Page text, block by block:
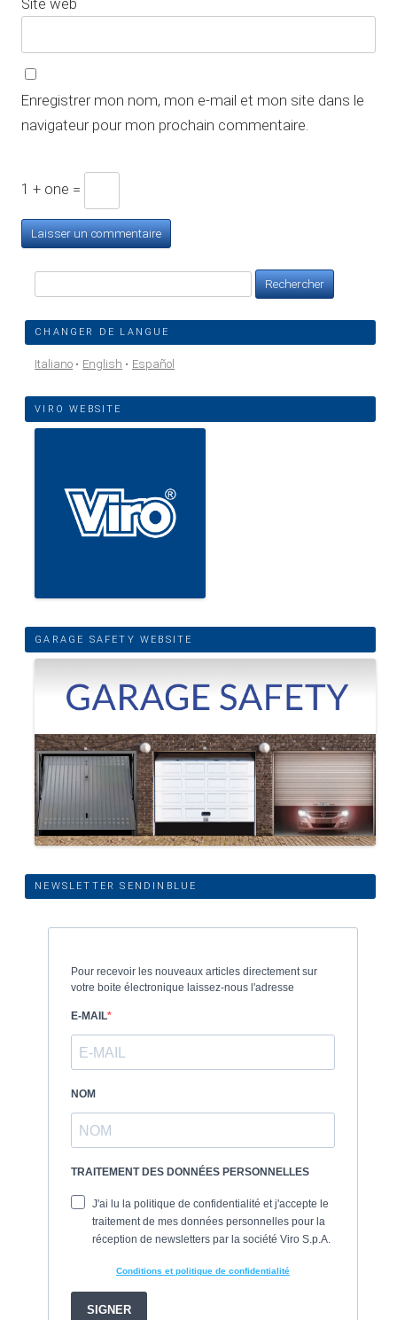
Site web
Enregistrer mon nom, mon e-mail et mon site dans le
navigateur pour mon prochain commentaire.
1 + one =
CHANGER DE LANGUE
Italiano English Español
VIRO WEBSITE
GARAGE SAFETY WEBSITE
NEWSLETTER SENDINBLUE